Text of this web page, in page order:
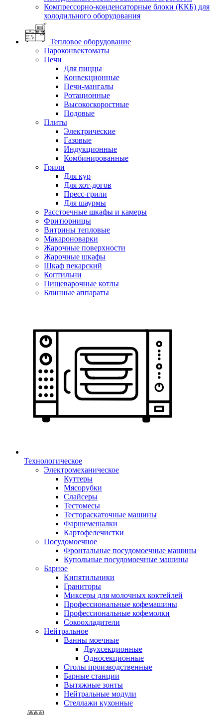
Компрессорно-конденсаторные блоки (ККБ) для
холодильного оборудования
Тепловое оборудование
Пароконвектоматы
Печи
Для пиццы
Конвекционные
Печи-мангалы
Ротационные
Высокоскоростные
Подовые
Плиты
Электрические
Газовые
Индукционные
Комбинированные
Грили
Для кур
Для хот-догов
Пресс-грили
Для шаурмы
Расстоечные шкафы и камеры
Фритюрницы
Витрины тепловые
Макароноварки
Жарочные поверхности
Жарочные шкафы
Шкаф пекарский
Коптильни
Пищеварочные котлы
Блинные аппараты
Технологическое
Электромеханическое
Куттеры
Мясорубки
Слайсеры
Тестомесы
Тестораскаточные машины
Фаршемешалки
Картофелечистки
Посудомоечное
Фронтальные посудомоечные машины
Купольные посудомоечные машины
Барное
Кипятильники
Граниторы
Миксеры для молочных коктейлей
Профессиональные кофемашины
Профессиональные кофемолки
Сокоохладители
Нейтральное
Ванны моечные
Двухсекционные
Односекционные
Столы производственные
Барные станции
Вытяжные зонты
Нейтральные модули
Стеллажи кухонные